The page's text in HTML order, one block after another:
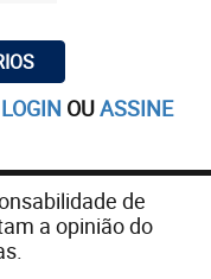
equipe alvinegra.
em um jogo-
de paralisação
II, por 2 a 1.
Cidade do Galo
LOGIN OUASSINE
de
a opinião do